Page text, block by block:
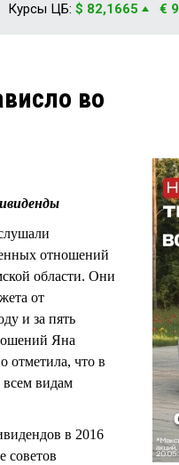
Курсы ЦБ: $ 82,1665 €
во
отношений
области. Они
от
и за пять
Яна
отметила, что в
всем видам
в 2016
советов